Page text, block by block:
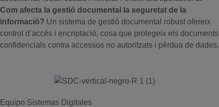
Com afecta la gestió documental la seguretat de la
informació? Un sistema de gestió documental robust ofereix
control d’accés i encriptació, cosa que protegeix els documents
confidencials contra accessos no autoritzats i pèrdua de dades.
Equipo Sistemas Digitales